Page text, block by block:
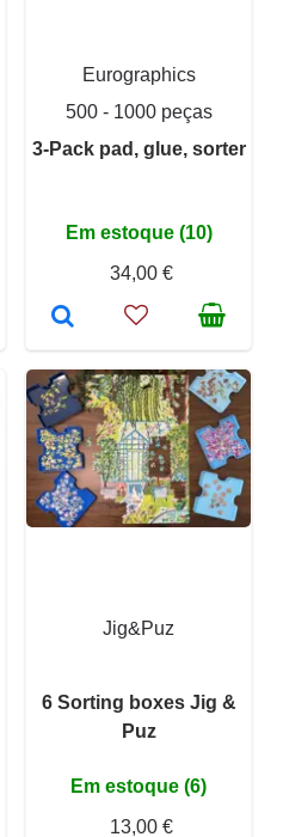
Eurographics
500 - 1000 peças
3-Pack pad, glue, sorter
Em estoque (10)
34,00 €
Jig&Puz
6 Sorting boxes Jig &
Puz
Em estoque (6)
13,00 €